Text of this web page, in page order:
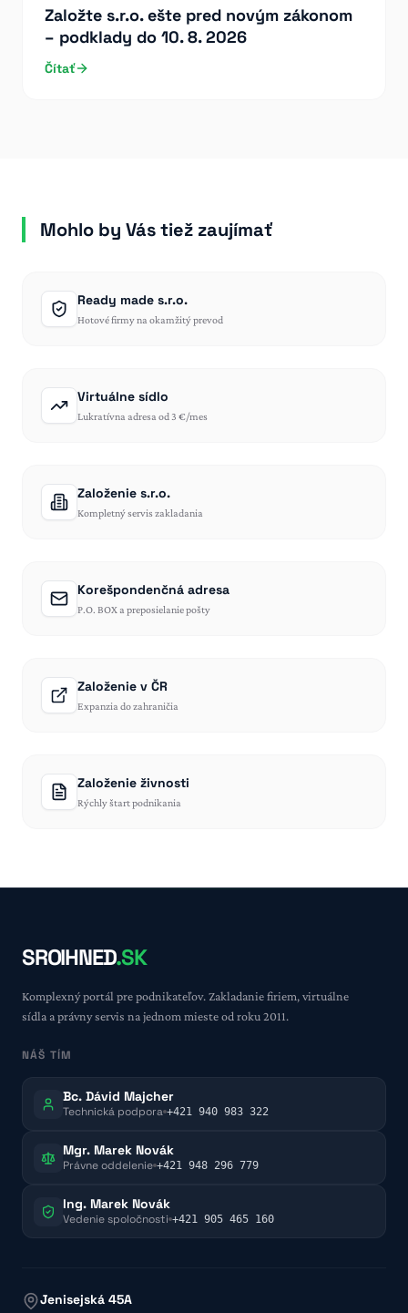
Založte s.r.o. ešte pred novým zákonom
– podklady do 10. 8. 2026
Čítať
Mohlo by Vás tiež zaujímať
Ready made s.r.o.
Hotové firmy na okamžitý prevod
Virtuálne sídlo
Lukratívna adresa od 3 €/mes
Založenie s.r.o.
Kompletný servis zakladania
Korešpondenčná adresa
P.O. BOX a preposielanie pošty
Založenie v ČR
Expanzia do zahraničia
Založenie živnosti
Rýchly štart podnikania
SROIHNED.SK
Komplexný portál pre podnikateľov. Zakladanie firiem, virtuálne
sídla a právny servis na jednom mieste od roku 2011.
NÁŠ TÍM
Bc. Dávid Majcher
Technická podpora +421 940 983 322
Mgr. Marek Novák
Právne oddelenie +421 948 296 779
Ing. Marek Novák
Vedenie spoločnosti +421 905 465 160
Jenisejská 45A